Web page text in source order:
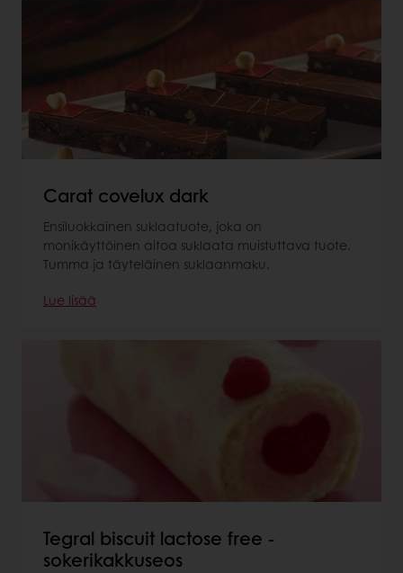
Carat covelux dark
Ensiluokkainen suklaatuote, joka on
monikäyttöinen aitoa suklaata muistuttava tuote.
Tumma ja täyteläinen suklaanmaku.
Lue lisää
Tegral biscuit lactose free -
sokerikakkuseos